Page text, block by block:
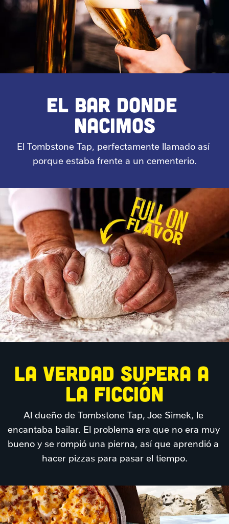
EL BAR DONDE
NACIMOS
El Tombstone Tap, perfectamente llamado así
porque estaba frente a un cementerio.
LA VERDAD SUPERA A
LA FICCIÓN
Al dueño de Tombstone Tap, Joe Simek, le
encantaba bailar. El problema era que no era muy
bueno y se rompió una pierna, así que aprendió a
hacer pizzas para pasar el tiempo.